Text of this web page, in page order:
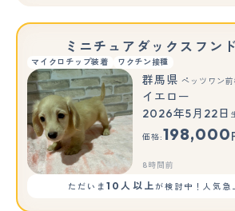
ミニチュアダックスフン
マイクロチップ装着 ワクチン接種
群馬県 ペッツワン
イエロー
2026年5月22日
価格:198,000
8時間前
ただいま10人以上が検討中！人気急